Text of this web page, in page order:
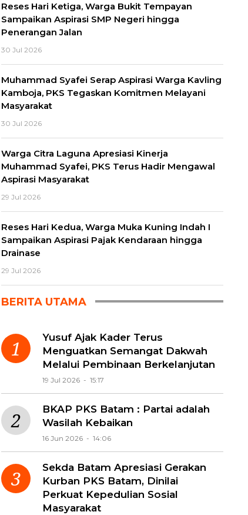
Reses Hari Ketiga, Warga Bukit Tempayan
Sampaikan Aspirasi SMP Negeri hingga
Penerangan Jalan
30 Jul 2026
Muhammad Syafei Serap Aspirasi Warga Kavling
Kamboja, PKS Tegaskan Komitmen Melayani
Masyarakat
30 Jul 2026
Warga Citra Laguna Apresiasi Kinerja
Muhammad Syafei, PKS Terus Hadir Mengawal
Aspirasi Masyarakat
29 Jul 2026
Reses Hari Kedua, Warga Muka Kuning Indah I
Sampaikan Aspirasi Pajak Kendaraan hingga
Drainase
29 Jul 2026
BERITA UTAMA
Yusuf Ajak Kader Terus
Menguatkan Semangat Dakwah
Melalui Pembinaan Berkelanjutan
19 Jul 2026 - 15:17
BKAP PKS Batam : Partai adalah
Wasilah Kebaikan
16 Jun 2026 - 14:06
Sekda Batam Apresiasi Gerakan
Kurban PKS Batam, Dinilai
Perkuat Kepedulian Sosial
Masyarakat